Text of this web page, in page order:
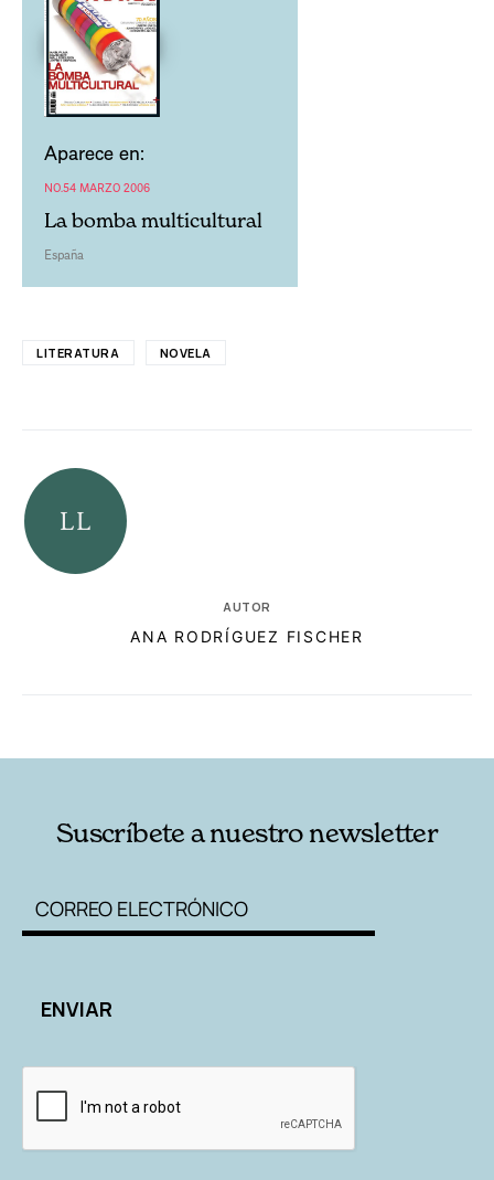
Aparece en:
NO.54 MARZO 2006
La bomba multicultural
España
LITERATURA NOVELA
AUTOR
ANA RODRÍGUEZ FISCHER
Suscríbete a nuestro newsletter